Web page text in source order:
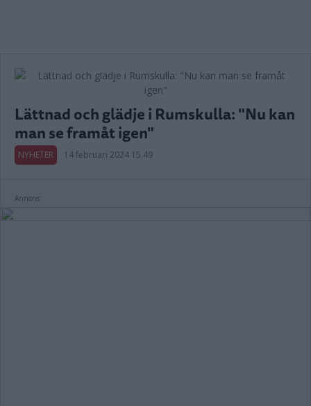
Lättnad och glädje i Rumskulla: "Nu kan
man se framåt igen"
NYHETER 14 februari 2024 15.49
Annons: